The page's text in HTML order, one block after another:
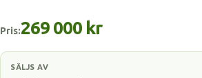
Pris:269 000 kr
SÄLJS AV